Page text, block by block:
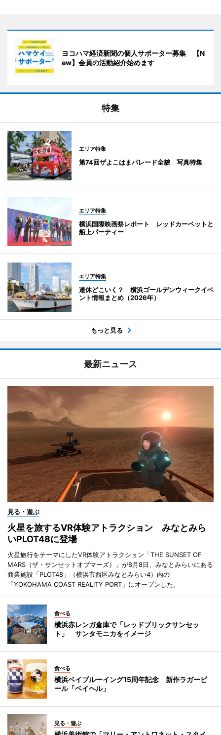
ヨコハマ経済新聞の個人サポーター募集 【N
ew】会員の活動紹介始めます
特集
エリア特集
第74回ザよこはまパレード全貌 写真特集
エリア特集
横浜国際映画祭レポート レッドカーペットと
船上パーティー
エリア特集
連休どこいく？ 横浜ゴールデンウィークイベ
ント情報まとめ（2026年）
もっと見る
最新ニュース
見る・遊ぶ
火星を旅するVR体験アトラクション みなとみら
いPLOT48に登場
火星旅行をテーマにしたVR体験アトラクション「THE SUNSET OF
MARS（ザ・サンセットオブマーズ）」が8月8日、みなとみらいにある
商業施設「PLOT48」（横浜市西区みなとみらい4）内の
「YOKOHAMA COAST REALITY PORT」にオープンした。
食べる
横浜赤レンガ倉庫で「レッドブリックサンセッ
ト」 サンタモニカをイメージ
食べる
横浜ベイブルーイング15周年記念 新作ラガービ
ール「ベイヘル」
見る・遊ぶ